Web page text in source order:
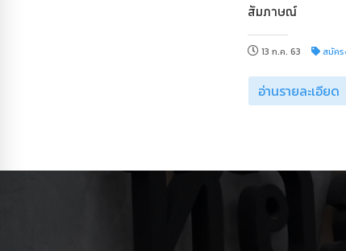
สัมภาษณ์
13 ก.ค. 63 สมัคร
อ่านรายละเอียด